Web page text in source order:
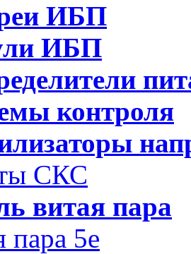
ИБП
ИБП
контроля
СКС
витая пара
пара 5e